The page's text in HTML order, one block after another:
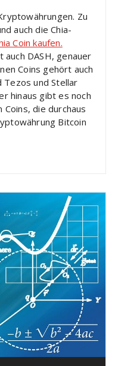
Zu
auch die Chia-
Coin kaufen.
DASH, genauer
Coins gehört auch
Tezos und Stellar
hinaus gibt es noch
die durchaus
Bitcoin